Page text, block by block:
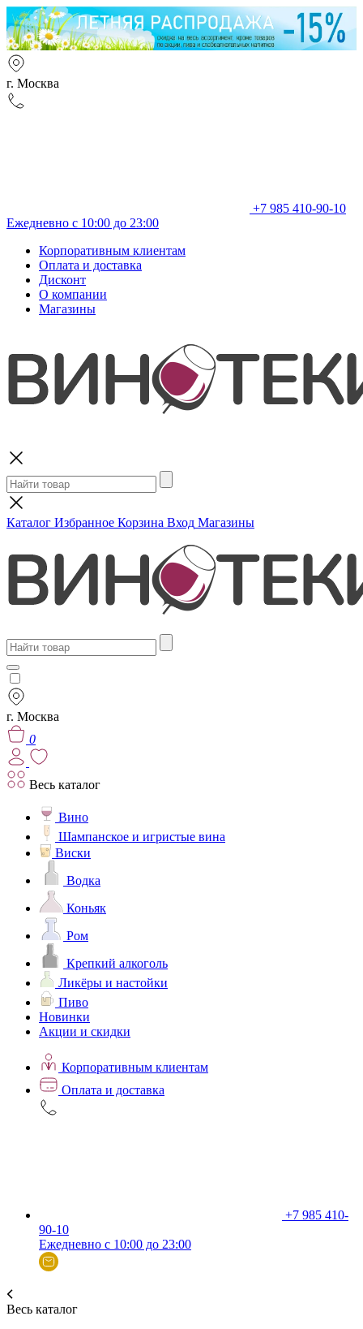
г. Москва
+7 985 410-90-10
Ежедневно с 10:00 до 23:00
Корпоративным клиентам
Оплата и доставка
Дисконт
О компании
Магазины
Каталог Избранное Корзина Вход Магазины
г. Москва
0
Весь каталог
Вино
Шампанское и игристые вина
Виски
Водка
Коньяк
Ром
Крепкий алкоголь
Ликёры и настойки
Пиво
Новинки
Акции и скидки
Корпоративным клиентам
Оплата и доставка
+7 985 410-
90-10
Ежедневно с 10:00 до 23:00
Весь каталог